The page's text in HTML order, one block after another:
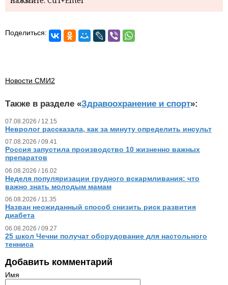
Поделиться:
Новости СМИ2
Также в разделе «Здравоохранение и спорт»:
07.08.2026 / 12.15
Невролог рассказала, как за минуту определить инсульт
07.08.2026 / 09.41
Россия запустила производство 10 жизненно важных
препаратов
06.08.2026 / 16.02
Неделя популяризации грудного вскармливания: что
важно знать молодым мамам
06.08.2026 / 11.35
Назван неожиданный способ снизить риск развития
диабета
06.08.2026 / 09.27
25 школ Чечни получат оборудование для настольного
тенниса
Добавить комментарий
Имя